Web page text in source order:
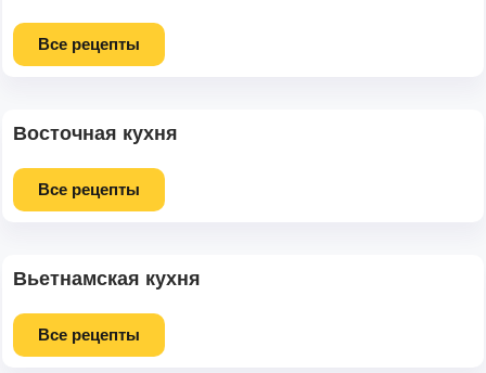
Все рецепты
Восточная кухня
Все рецепты
Вьетнамская кухня
Все рецепты